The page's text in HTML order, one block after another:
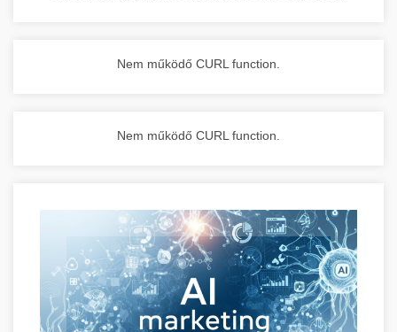
Nem működő CURL function.
Nem működő CURL function.